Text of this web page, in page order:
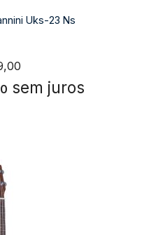
Uks-23 Ns
sem juros